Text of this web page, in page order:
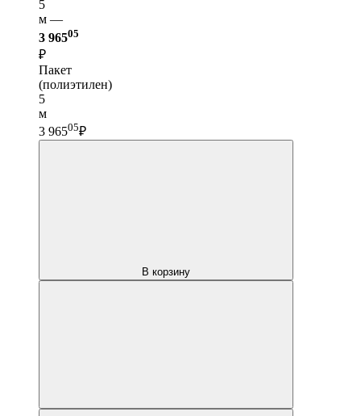
5
м —
3 96505
₽
Пакет
(полиэтилен)
5
м
3 96505₽
В корзину